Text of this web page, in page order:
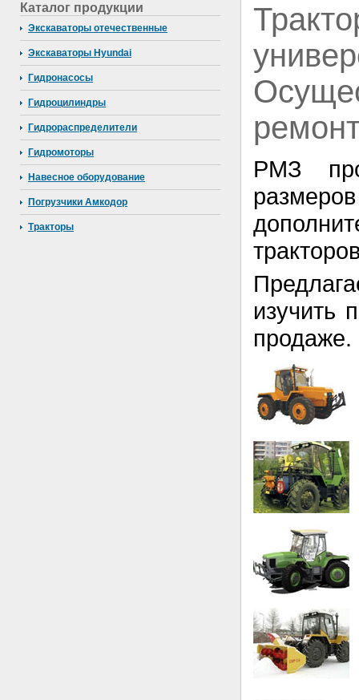
Каталог продукции
Экскаваторы отечественные
Экскаваторы Hyundai
Гидронасосы
Гидроцилиндры
Гидрораспределители
Гидромоторы
Навесное оборудование
Погрузчики Амкодор
Тракторы
РМЗ
изучить
продаже.